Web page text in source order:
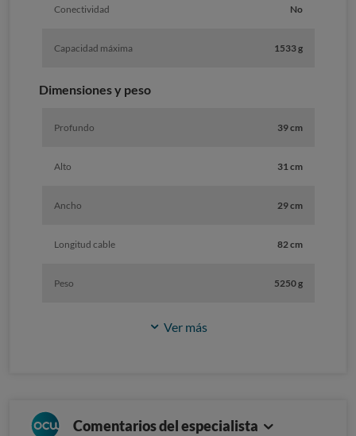
Conectividad No
Capacidad máxima 1533 g
Dimensiones y peso
Profundo 39 cm
Alto 31 cm
Ancho 29 cm
Longitud cable 82 cm
Peso 5250 g
Ver más
Comentarios del especialista